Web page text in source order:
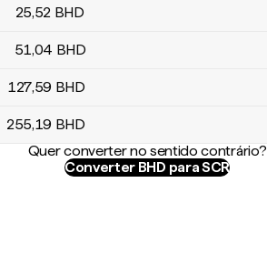
25,52 BHD
51,04 BHD
127,59 BHD
255,19 BHD
Quer converter no sentido contrário?
Converter BHD para SCR